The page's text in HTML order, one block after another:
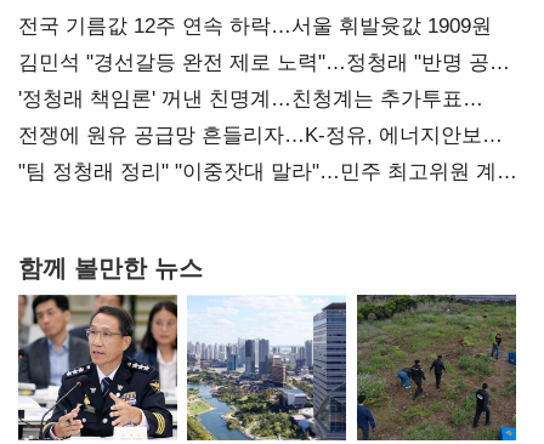
전국 기름값 12주 연속 하락…서울 휘발윳값 1909원
김민석 "경선갈등 완전 제로 노력"…정청래 "반명 공세
사과부터"
'정청래 책임론' 꺼낸 친명계…친청계는 추가투표
때리기
전쟁에 원유 공급망 흔들리자…K-정유, 에너지안보
핵심으로 재부상
"팀 정청래 정리" "이중잣대 말라"…민주 최고위원 계파
함께 볼만한 뉴스